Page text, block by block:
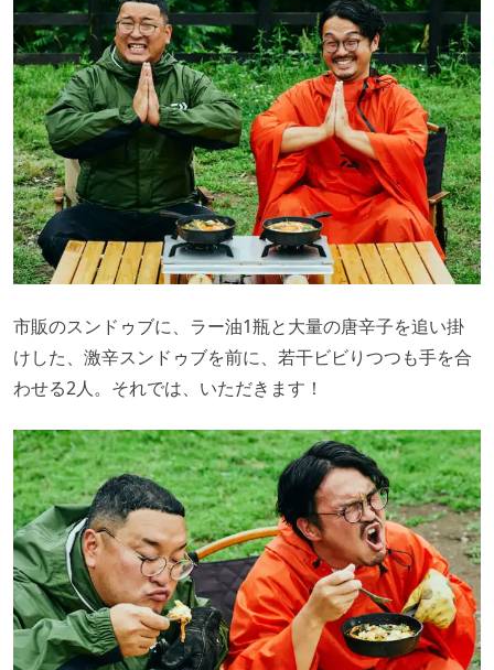
市販のスンドゥブに、ラー油1瓶と大量の唐辛子を追い掛
けした、激辛スンドゥブを前に、若干ビビりつつも手を合
わせる2人。それでは、いただきます！